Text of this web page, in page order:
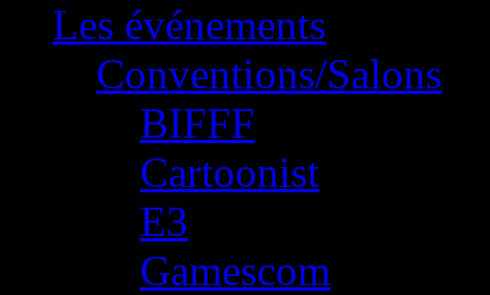
Les événements
Conventions/Salons
BIFFF
Cartoonist
E3
Gamescom